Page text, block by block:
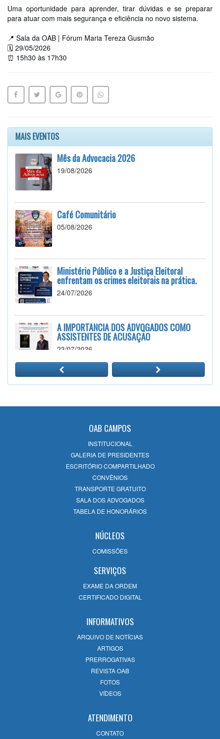
Uma oportunidade para aprender, tirar dúvidas e se preparar
para atuar com mais segurança e eficiência no novo sistema.
📍 Sala da OAB | Fórum Maria Tereza Gusmão
🗓 29/05/2026
⏰ 15h30 às 17h30
MAIS EVENTOS
Mês da Advocacia 2026
19/08/2026
Café Comunitário
05/08/2026
Ministério Público e a Justiça Eleitoral
enfrentam os crimes eleitorais na prática.
24/07/2026
A IMPORTÂNCIA DOS ADVOGADOS COMO
ASSISTENTES DE ACUSAÇÃO
23/07/2026
PALESTRAS: VIOLENCIA DOMÉSTICA,
15/07/2026
Curso Prático de Peticionamento no
Sistema E-Proc TJRJ
26/06/2026
NR-1: O Novo Cenário dos Riscos
Psicossociais e os Impactos nas Relações de
Trabalho
Reforma do Código Civil e seus Impactos
OAB CAMPOS
INSTITUCIONAL
GALERIA DE PRESIDENTES
ESCRITÓRIO COMPARTILHADO
CONVÊNIOS
TRANSPORTE GRATUITO
SALA DOS ADVOGADOS
TABELA DE HONORÁRIOS
NÚCLEOS
COMISSÕES
SERVIÇOS
EXAME DA ORDEM
CERTIFICADO DIGITAL
INFORMATIVOS
ARQUIVO DE NOTÍCIAS
ARTIGOS
PRERROGATIVAS
REVISTA OAB
FOTOS
VÍDEOS
ATENDIMENTO
CONTATO